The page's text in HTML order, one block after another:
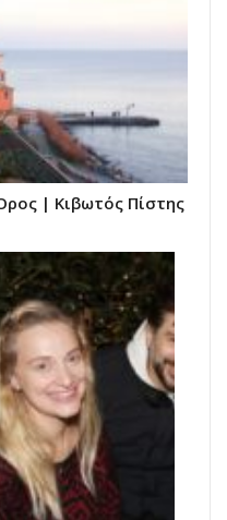
| Κιβωτός Πίστης